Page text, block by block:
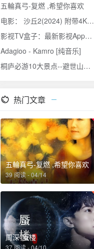
五輪真弓-复燃 ,希望你喜欢
电影： 沙丘2(2024) 附带4K下载地址
影视TV盒子：最新影视App特别版，安卓+TV双端可用，内置源和播放源均有
Adagioo - Kamro [纯音乐]
桐庐必游10大景点--避世山野过向往的生活
热门文章
五輪真弓-复燃 ,希望你喜欢
39 阅读 - 04/14
周深-蜃楼
37 阅读 - 04/10